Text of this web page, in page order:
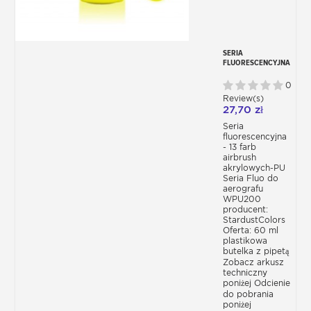
spełniają wymagania normy TOY EN 71-
3:2019 +A1:2021
zabawek”. Część 3 „Migracja niektórych
„Bezpieczeństwo zabawek”. Część 3
„Migracja niektórych elementów” //
„Bezpieczeństwo zabawek”. Część 3
„Migracja niektórych elementów”.
Farba akrylowa do aerografów Vallejo
Farba rozpuszczalnikowa do aerografów
Farba rozpuszczalnikowa do aerografów
SERIA
FLUORESCENCYJNA
AKRYLOWYCH - PU
DO AEROGRAFU
0
Review(s)
27,70 zł
Seria
fluorescencyjna
- 13 farb
airbrush
akrylowych-PU
Seria Fluo do
aerografu
WPU200
producent:
StardustColors
Oferta: 60 ml
plastikowa
butelka z pipetą
Zobacz arkusz
techniczny
poniżej Odcienie
do pobrania
poniżej